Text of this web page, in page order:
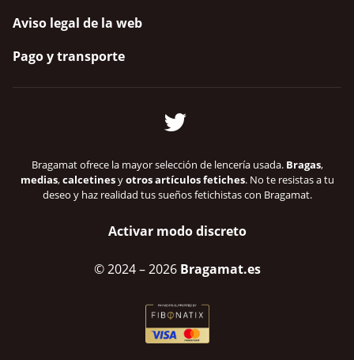
Aviso legal de la web
Pago y transporte
Bragamat ofrece la mayor selección de lencería usada. Bragas,
medias,calcetinesyotros artículos fetiches. No te resistas a tu
deseo y haz realidad tus sueños fetichistas con Bragamat.
Activar modo discreto
© 2024– 2026 Bragamat.es